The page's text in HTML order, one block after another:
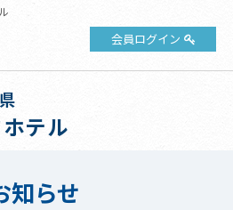
会員ログイン
テル
知らせ